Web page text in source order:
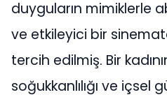
duyguların mimiklerle
ve etkileyici bir
tercih edilmiş. Bir
soğukkanlılığı ve içsel